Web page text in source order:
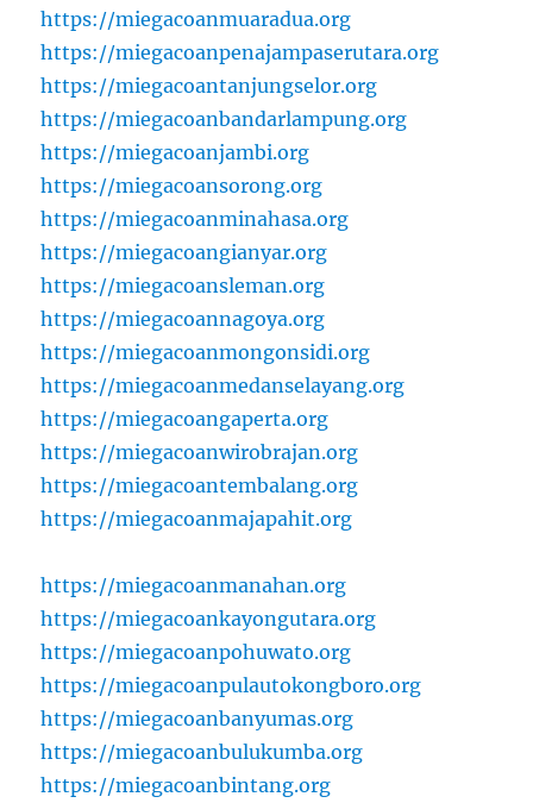
https://miegacoanmuaradua.org
https://miegacoanpenajampaserutara.org
https://miegacoantanjungselor.org
https://miegacoanbandarlampung.org
https://miegacoanjambi.org
https://miegacoansorong.org
https://miegacoanminahasa.org
https://miegacoangianyar.org
https://miegacoansleman.org
https://miegacoannagoya.org
https://miegacoanmongonsidi.org
https://miegacoanmedanselayang.org
https://miegacoangaperta.org
https://miegacoanwirobrajan.org
https://miegacoantembalang.org
https://miegacoanmajapahit.org
https://miegacoanmanahan.org
https://miegacoankayongutara.org
https://miegacoanpohuwato.org
https://miegacoanpulautokongboro.org
https://miegacoanbanyumas.org
https://miegacoanbulukumba.org
https://miegacoanbintang.org